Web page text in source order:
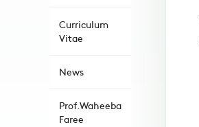
Curriculum
Vitae
News
Prof.Waheeba
Faree